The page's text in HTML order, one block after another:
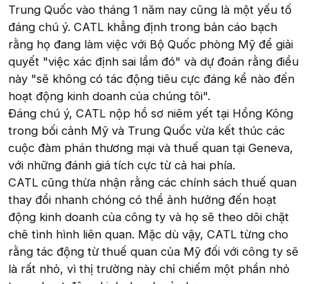
Trung Quốc vào tháng 1 năm nay cũng là một yếu tố
đáng chú ý. CATL khẳng định trong bản cáo bạch
rằng họ đang làm việc với Bộ Quốc phòng Mỹ để giải
quyết "việc xác định sai lầm đó" và dự đoán rằng điều
này "sẽ không có tác động tiêu cực đáng kể nào đến
hoạt động kinh doanh của chúng tôi".
Đáng chú ý, CATL nộp hồ sơ niêm yết tại Hồng Kông
trong bối cảnh Mỹ và Trung Quốc vừa kết thúc các
cuộc đàm phán thương mại và thuế quan tại Geneva,
với những đánh giá tích cực từ cả hai phía.
CATL cũng thừa nhận rằng các chính sách thuế quan
thay đổi nhanh chóng có thể ảnh hưởng đến hoạt
động kinh doanh của công ty và họ sẽ theo dõi chặt
chẽ tình hình liên quan. Mặc dù vậy, CATL từng cho
rằng tác động từ thuế quan của Mỹ đối với công ty sẽ
là rất nhỏ, vì thị trường này chỉ chiếm một phần nhỏ